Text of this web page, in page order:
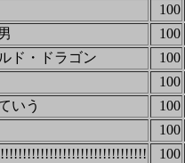
100
100
ド・ドラゴン 100
100
いう 100
100
100